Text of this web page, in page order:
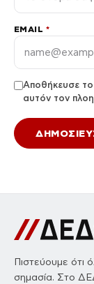
EMAIL *
Αποθήκευσε
αυτόν τον
Πιστεύουμε ότι
σημασία. Στο